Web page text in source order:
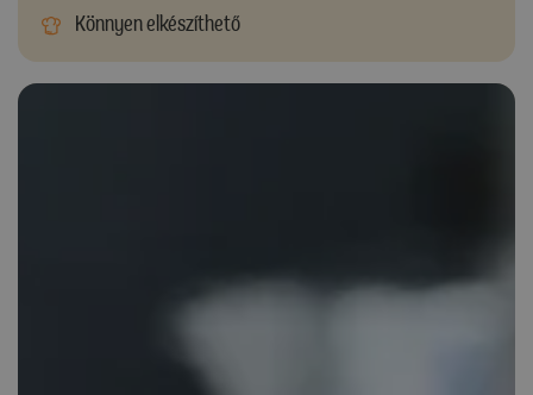
Könnyen elkészíthető